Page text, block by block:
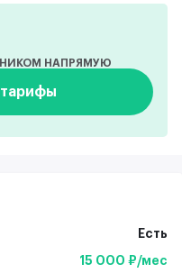
НАПРЯМУЮ
Есть
15 000 ₽/мес